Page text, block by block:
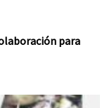
para